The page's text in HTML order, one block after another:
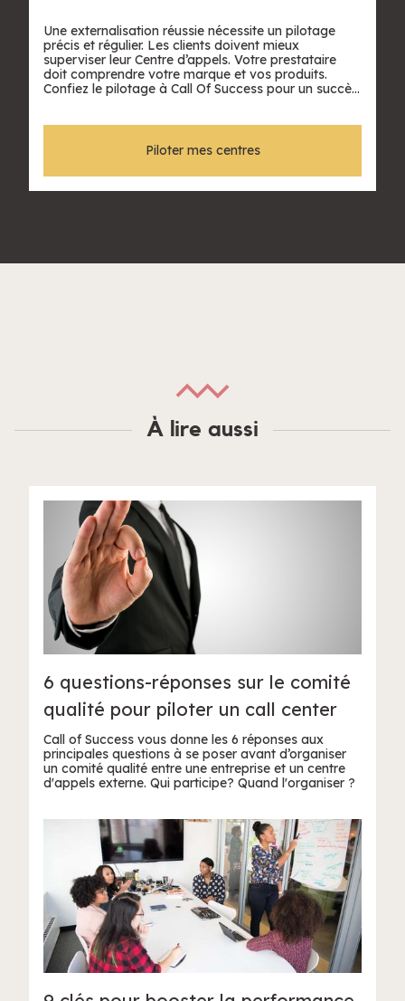
Une externalisation réussie nécessite un pilotage
précis et régulier. Les clients doivent mieux
superviser leur Centre d’appels. Votre prestataire
doit comprendre votre marque et vos produits.
Confiez le pilotage à Call Of Success pour un succès
Piloter mes centres
À lire aussi
6 questions-réponses sur le comité
qualité pour piloter un call center
Call of Success vous donne les 6 réponses aux
principales questions à se poser avant d’organiser
un comité qualité entre une entreprise et un centre
d'appels externe. Qui participe? Quand l'organiser ?